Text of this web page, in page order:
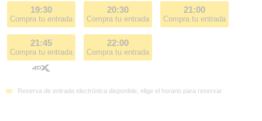
19:30
Compra tu entrada
20:30
Compra tu entrada
21:00
Compra tu entrada
21:45
Compra tu entrada
22:00
Compra tu entrada
Reserva de entrada electrónica disponible, elige el horario para reservar